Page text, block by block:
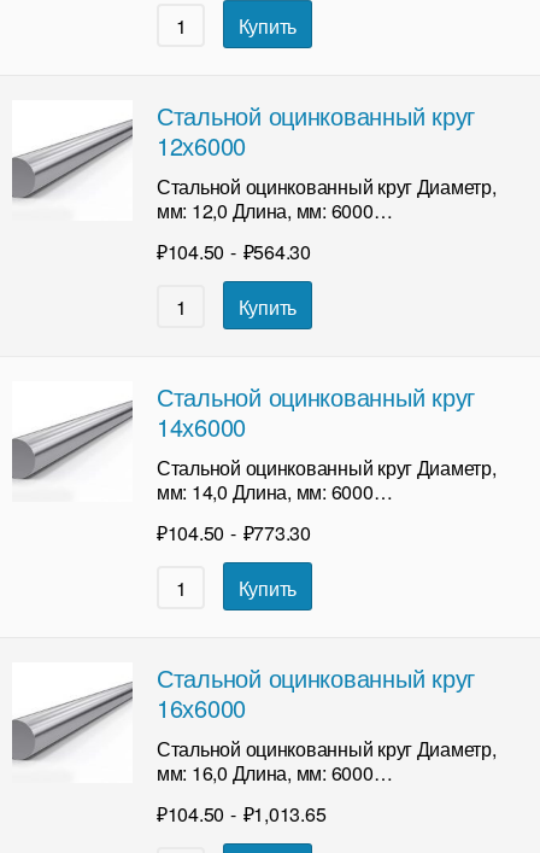
Купить
Стальной оцинкованный круг
12х6000
Стальной оцинкованный круг Диаметр,
мм: 12,0 Длина, мм: 6000…
₽104.50 - ₽564.30
Купить
Стальной оцинкованный круг
14х6000
Стальной оцинкованный круг Диаметр,
мм: 14,0 Длина, мм: 6000…
₽104.50 - ₽773.30
Купить
Стальной оцинкованный круг
16х6000
Стальной оцинкованный круг Диаметр,
мм: 16,0 Длина, мм: 6000…
₽104.50 - ₽1,013.65